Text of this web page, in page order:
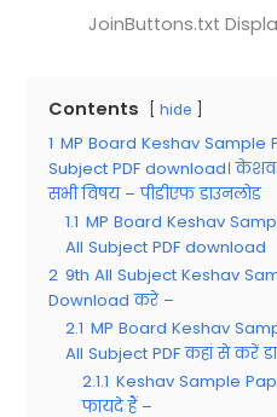
JoinButtons.txt
Contents hide
1 MP Board Keshav Sample
Subject PDF download।
सभी विषय – पीडीएफ डाउनलोड
1.1 MP Board Keshav
All Subject PDF download
2 9th All Subject Keshav
Download करे –
2.1 MP Board Keshav
All Subject PDF कहां से करें
2.1.1 Keshav Sample
फायदे हैं –